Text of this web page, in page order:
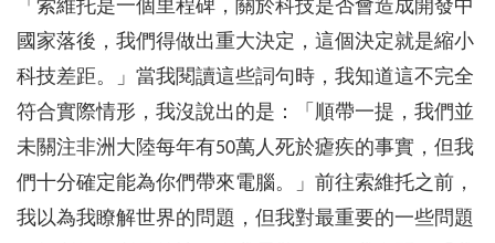
「索維托是一個里程碑，關於科技是否會造成開發中
國家落後，我們得做出重大決定，這個決定就是縮小
科技差距。」當我閱讀這些詞句時，我知道這不完全
符合實際情形，我沒說出的是：「順帶一提，我們並
未關注非洲大陸每年有50萬人死於瘧疾的事實，但我
們十分確定能為你們帶來電腦。」前往索維托之前，
我以為我瞭解世界的問題，但我對最重要的一些問題